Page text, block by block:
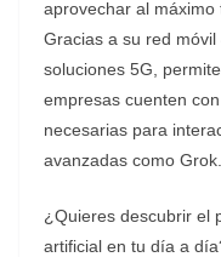
aprovechar al máximo
Gracias a su red
soluciones 5G,
empresas cuenten
necesarias para
avanzadas como Grok.
¿Quieres descubrir el
artificial en tu día a